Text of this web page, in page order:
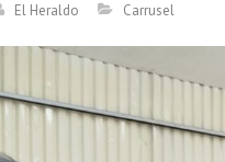
El Heraldo Carrusel